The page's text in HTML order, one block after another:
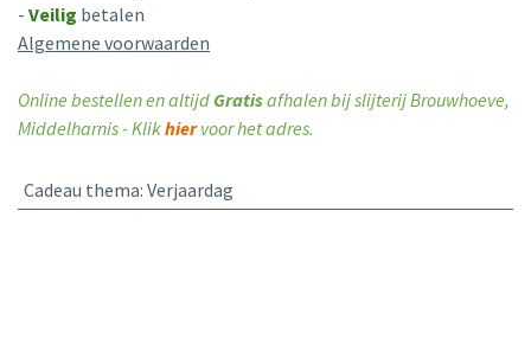
- Veilig betalen
Algemene voorwaarden
Online bestellen en altijd Gratisafhalen bij slijterij Brouwhoeve,
Middelharnis - Klikhiervoor het adres.
Cadeau thema: Verjaardag